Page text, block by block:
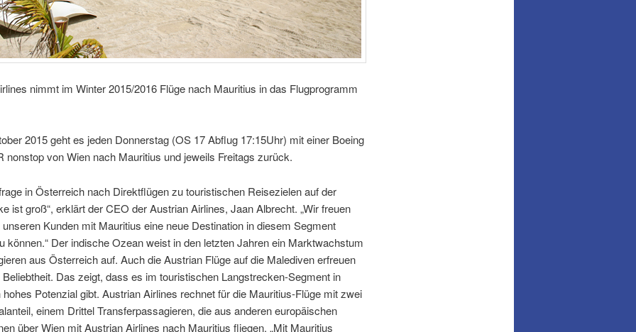
nimmt im Winter 2015/2016 Flüge nach Mauritius in das Flugprogramm
2015 geht es jeden Donnerstag (OS 17 Abflug 17:15Uhr) mit einer Boeing
nonstop von Wien nach Mauritius und jeweils Freitags zurück.
in Österreich nach Direktflügen zu touristischen Reisezielen auf der
ist groß“, erklärt der CEO der Austrian Airlines, Jaan Albrecht. „Wir freuen
Kunden mit Mauritius eine neue Destination in diesem Segment
können.“ Der indische Ozean weist in den letzten Jahren ein Marktwachstum
aus Österreich auf. Auch die Austrian Flüge auf die Malediven erfreuen
Das zeigt, dass es im touristischen Langstrecken-Segment in
Potenzial gibt. Austrian Airlines rechnet für die Mauritius-Flüge mit zwei
einem Drittel Transferpassagieren, die aus anderen europäischen
über Wien mit Austrian Airlines nach Mauritius fliegen. „Mit Mauritius